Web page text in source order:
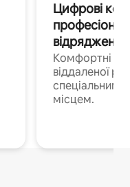
Цифрові
Комфортні
віддаленої
спеціальним
місцем.